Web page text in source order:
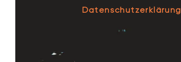
Datenschutzerklärung